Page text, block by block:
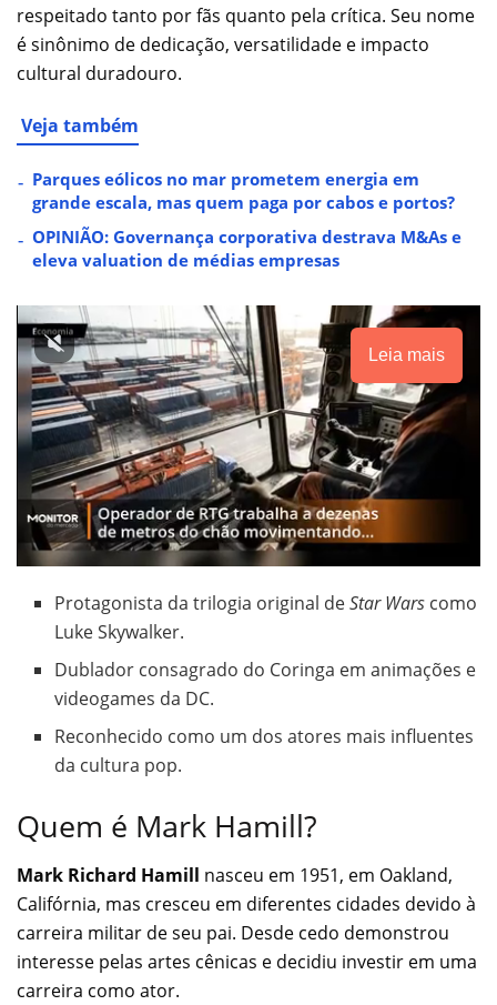
respeitado tanto por fãs quanto pela crítica. Seu nome
é sinônimo de dedicação, versatilidade e impacto
cultural duradouro.
Veja também
Parques eólicos no mar prometem energia em
grande escala, mas quem paga por cabos e portos?
OPINIÃO: Governança corporativa destrava M&As e
eleva valuation de médias empresas
Leia mais
Protagonista da trilogia original deStar Wars como
Luke Skywalker.
Dublador consagrado do Coringa em animações e
videogames da DC.
Reconhecido como um dos atores mais influentes
da cultura pop.
Quem é Mark Hamill?
Mark Richard Hamill nasceu em 1951, em Oakland,
Califórnia, mas cresceu em diferentes cidades devido à
carreira militar de seu pai. Desde cedo demonstrou
interesse pelas artes cênicas e decidiu investir em uma
carreira como ator.